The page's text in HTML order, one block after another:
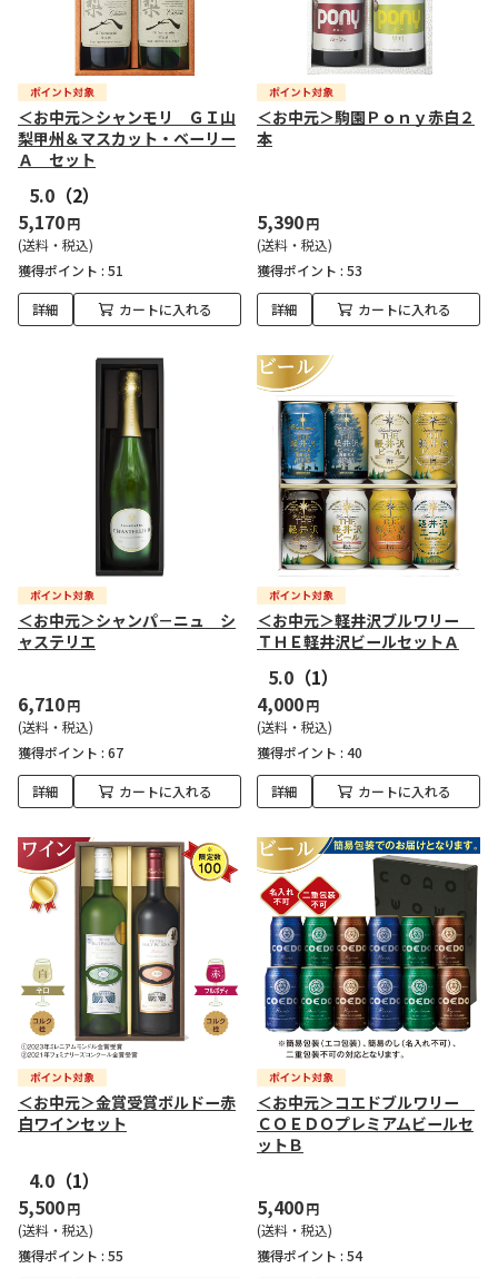
＜お中元＞シャンモリ ＧＩ山
梨甲州＆マスカット・ベーリー
Ａ セット
5.0 （2）
5,170円
(送料・税込)
獲得ポイント : 51
詳細 カートに入れる
＜お中元＞駒園Ｐｏｎｙ赤白２
本
5,390円
(送料・税込)
獲得ポイント : 53
詳細 カートに入れる
＜お中元＞シャンパ－ニュ シ
ャステリエ
6,710円
(送料・税込)
獲得ポイント : 67
詳細 カートに入れる
＜お中元＞軽井沢ブルワリー
ＴＨＥ軽井沢ビールセットＡ
5.0 （1）
4,000円
(送料・税込)
獲得ポイント : 40
詳細 カートに入れる
＜お中元＞金賞受賞ボルドー赤
白ワインセット
4.0 （1）
5,500円
(送料・税込)
獲得ポイント : 55
＜お中元＞コエドブルワリー
ＣＯＥＤＯプレミアムビールセ
ットＢ
5,400円
(送料・税込)
獲得ポイント : 54